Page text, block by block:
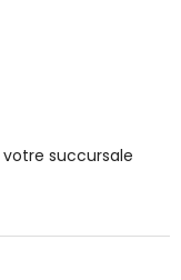
succursale